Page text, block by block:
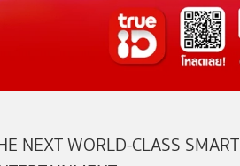
NEXT WORLD-CLASS SMART